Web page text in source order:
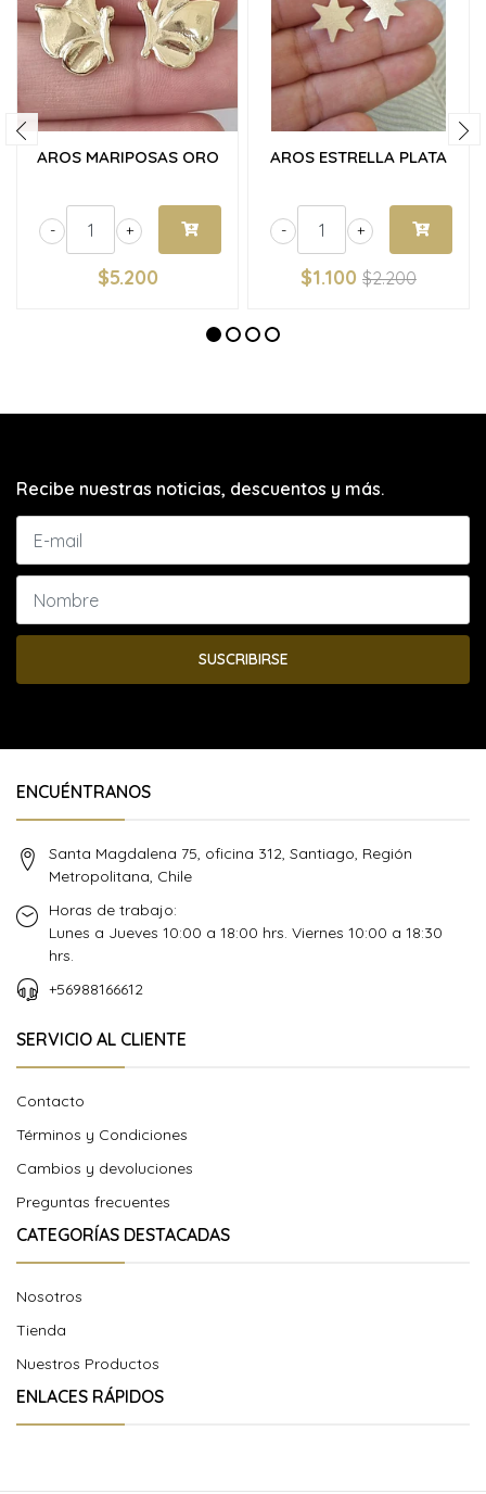
AROS MARIPOSAS ORO
+
-
$5.200
AROS ESTRELLA PLATA
+
-
$1.100 $2.200
Recibe nuestras noticias, descuentos y más.
SUSCRIBIRSE
ENCUÉNTRANOS
Santa Magdalena 75, oficina 312, Santiago, Región
Metropolitana, Chile
Horas de trabajo:
Lunes a Jueves 10:00 a 18:00 hrs. Viernes 10:00 a 18:30
hrs.
+56988166612
SERVICIO AL CLIENTE
Contacto
Términos y Condiciones
Cambios y devoluciones
Preguntas frecuentes
CATEGORÍAS DESTACADAS
Nosotros
Tienda
Nuestros Productos
ENLACES RÁPIDOS